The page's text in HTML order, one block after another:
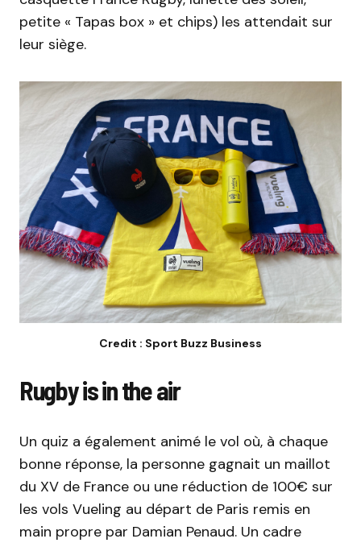
petite « Tapas box » et chips) les attendait sur
leur siège.
Credit : Sport Buzz Business
Rugby is in the air
Un quiz a également animé le vol où, à chaque
bonne réponse, la personne gagnait un maillot
du XV de France ou une réduction de 100€ sur
les vols Vueling au départ de Paris remis en
main propre par Damian Penaud. Un cadre